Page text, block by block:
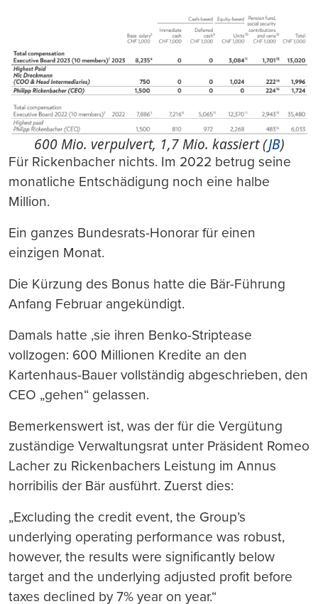
600 Mio. verpulvert, 1,7 Mio. kassiert (JB)
Für Rickenbacher nichts. Im 2022 betrug seine
monatliche Entschädigung noch eine halbe
Million.
Ein ganzes Bundesrats-Honorar für einen
einzigen Monat.
Die Kürzung des Bonus hatte die Bär-Führung
Anfang Februar angekündigt.
Damals hatte ,sie ihren Benko-Striptease
vollzogen: 600 Millionen Kredite an den
Kartenhaus-Bauer vollständig abgeschrieben, den
CEO „gehen“ gelassen.
Bemerkenswert ist, was der für die Vergütung
zuständige Verwaltungsrat unter Präsident Romeo
Lacher zu Rickenbachers Leistung im Annus
horribilis der Bär ausführt. Zuerst dies:
„Excluding the credit event, the Group’s
underlying operating performance was robust,
however, the results were significantly below
target and the underlying adjusted profit before
taxes declined by 7% year on year.“